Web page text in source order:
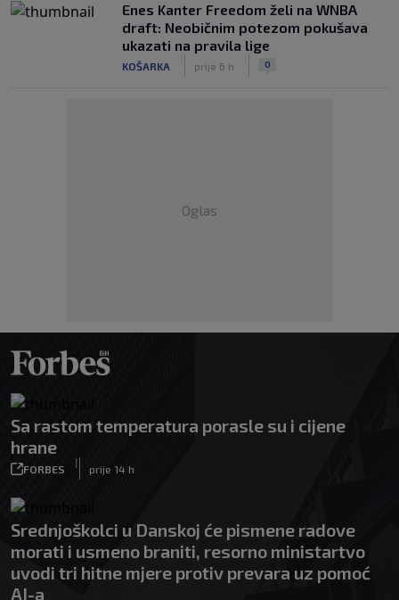
Enes Kanter Freedom želi na WNBA
draft: Neobičnim potezom pokušava
ukazati na pravila lige
KOŠARKA prije 6 h 0
Oglas
Sa rastom temperatura porasle su i cijene
hrane
FORBES
|
prije 14 h
Srednjoškolci u Danskoj će pismene radove
morati i usmeno braniti, resorno ministartvo
uvodi tri hitne mjere protiv prevara uz pomoć
AI-a